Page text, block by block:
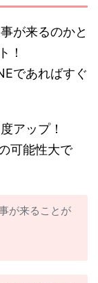
が来るのかと
！
であればすぐ
アップ！
可能性大で
が来ることが